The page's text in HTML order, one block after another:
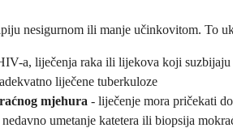
nesigurnom ili manje učinkovitom. To
a, liječenja raka ili lijekova koji suzbijaju
liječene tuberkuloze
mjehura - liječenje mora pričekati
umetanje katetera ili biopsija